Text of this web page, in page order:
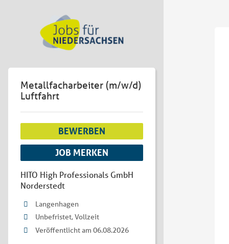
Metallfacharbeiter (m/w/d)
Luftfahrt
BEWERBEN
JOB MERKEN
HITO High Professionals GmbH
Norderstedt
Langenhagen
Unbefristet, Vollzeit
Veröffentlicht am 06.08.2026